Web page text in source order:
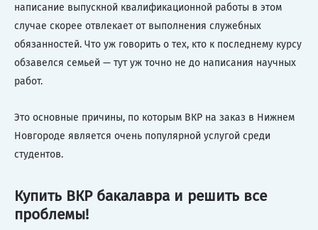
написание выпускной квалификационной работы в этом
случае скорее отвлекает от выполнения служебных
обязанностей. Что уж говорить о тех, кто к последнему курсу
обзавелся семьей — тут уж точно не до написания научных
работ.
Это основные причины, по которым ВКР на заказ в Нижнем
Новгороде является очень популярной услугой среди
студентов.
Купить ВКР бакалавра и решить все
проблемы!